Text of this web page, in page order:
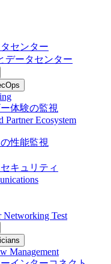
センター
データセンター
体験の監視
Partner Ecosystem
性能監視
キュリティ
Networking Test
Management